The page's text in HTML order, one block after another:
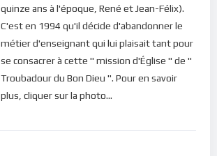
quinze ans à l'époque, René et Jean-Félix).
C'est en 1994 qu'il décide d'abandonner le
métier d'enseignant qui lui plaisait tant pour
se consacrer à cette " mission d'Église " de "
Troubadour du Bon Dieu ". Pour en savoir
plus, cliquer sur la photo...